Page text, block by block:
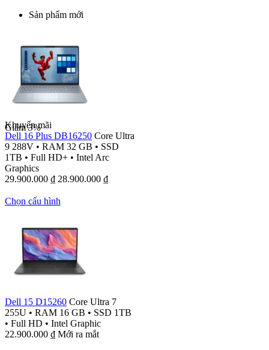
Sản phẩm mới
Giảm3%
Khuyến mãi
Dell 16 Plus DB16250 Core Ultra
9 288V • RAM 32 GB • SSD
1TB • Full HD+ • Intel Arc
Graphics
29.900.000 ₫ 28.900.000 ₫
Chọn cấu hình
Dell 15 D15260 Core Ultra 7
255U • RAM 16 GB • SSD 1TB
• Full HD • Intel Graphic
22.900.000 ₫ Mới ra mắt